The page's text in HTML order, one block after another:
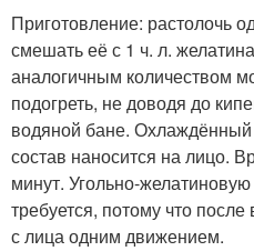
Приготовление: растолочь
смешать её с 1 ч. л.
аналогичным количеством
подогреть, не доводя до
водяной бане.
состав наносится на лицо.
минут. Угольно-
требуется, потому что
с лица одним движением.